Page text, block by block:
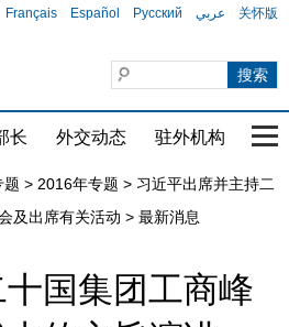
Français Español Русский عربي 关怀版
长 外交动态 驻外机构 国
题 > 2016年专题 > 习近平出席并主持二
及出席有关活动 > 最新消息
国集团工商峰